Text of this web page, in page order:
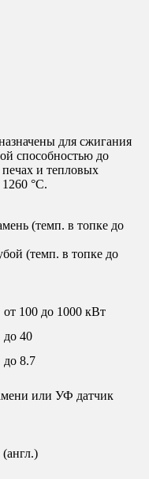
для сжигания
способностью до
и тепловых
1260 °С.
(темп. в топке до
(темп. в топке до
от 100 до 1000 кВт
до 40
до 8.7
или УФ датчик